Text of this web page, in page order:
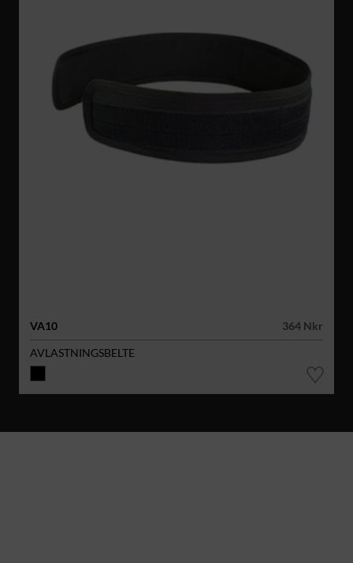
VA10
364 Nkr
AVLASTNINGSBELTE